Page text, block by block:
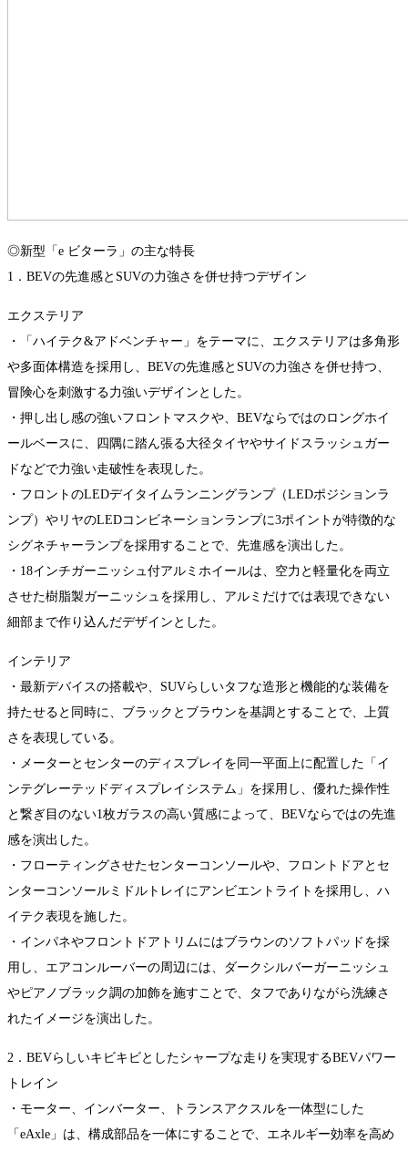
◎新型「e ビターラ」の主な特長
1．BEVの先進感とSUVの力強さを併せ持つデザイン
エクステリア
・「ハイテク&アドベンチャー」をテーマに、エクステリアは多角形
や多面体構造を採用し、BEVの先進感とSUVの力強さを併せ持つ、
冒険心を刺激する力強いデザインとした。
・押し出し感の強いフロントマスクや、BEVならではのロングホイ
ールベースに、四隅に踏ん張る大径タイヤやサイドスラッシュガー
ドなどで力強い走破性を表現した。
・フロントのLEDデイタイムランニングランプ（LEDポジションラ
ンプ）やリヤのLEDコンビネーションランプに3ポイントが特徴的な
シグネチャーランプを採用することで、先進感を演出した。
・18インチガーニッシュ付アルミホイールは、空力と軽量化を両立
させた樹脂製ガーニッシュを採用し、アルミだけでは表現できない
細部まで作り込んだデザインとした。
インテリア
・最新デバイスの搭載や、SUVらしいタフな造形と機能的な装備を
持たせると同時に、ブラックとブラウンを基調とすることで、上質
さを表現している。
・メーターとセンターのディスプレイを同一平面上に配置した「イ
ンテグレーテッドディスプレイシステム」を採用し、優れた操作性
と繋ぎ目のない1枚ガラスの高い質感によって、BEVならではの先進
感を演出した。
・フローティングさせたセンターコンソールや、フロントドアとセ
ンターコンソールミドルトレイにアンビエントライトを採用し、ハ
イテク表現を施した。
・インパネやフロントドアトリムにはブラウンのソフトパッドを採
用し、エアコンルーバーの周辺には、ダークシルバーガーニッシュ
やピアノブラック調の加飾を施すことで、タフでありながら洗練さ
れたイメージを演出した。
2．BEVらしいキビキビとしたシャープな走りを実現するBEVパワー
トレイン
・モーター、インバーター、トランスアクスルを一体型にした
「eAxle」は、構成部品を一体にすることで、エネルギー効率を高め